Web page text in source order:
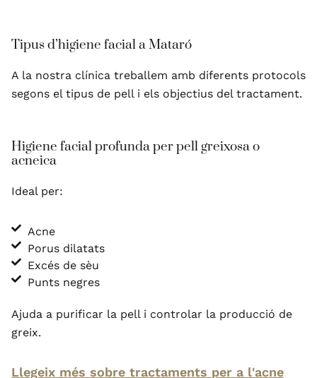
Tipus d’higiene facial a Mataró
A la nostra clínica treballem amb diferents protocols
segons el tipus de pell i els objectius del tractament.
Higiene facial profunda per pell greixosa o
acneica
Ideal per:
Acne
Porus dilatats
Excés de sèu
Punts negres
Ajuda a purificar la pell i controlar la producció de
greix.
Llegeix més sobre tractaments per a l'acne